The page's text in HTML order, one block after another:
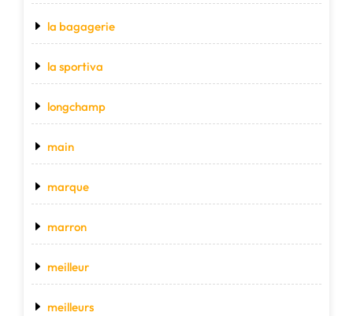
la bagagerie
la sportiva
longchamp
main
marque
marron
meilleur
meilleurs